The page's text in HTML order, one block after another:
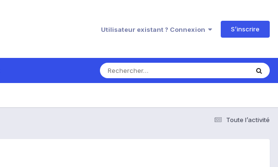
Utilisateur existant ? Connexion S’inscrire
Toute l’activité